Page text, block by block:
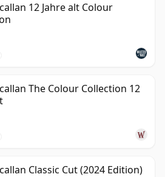
12 Jahre alt Colour
The Colour Collection 12
Classic Cut (2024 Edition)